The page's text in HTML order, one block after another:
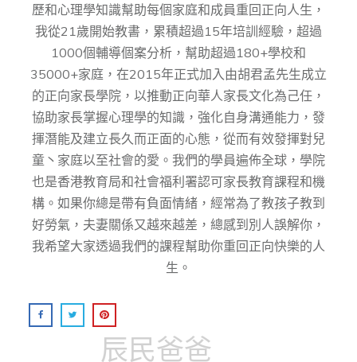
歷和心理學知識幫助每個家庭和成員重回正向人生，
我從21歲開始教書，累積超過15年培訓經驗，超過
1000個輔導個案分析，幫助超過180+學校和
35000+家庭，在2015年正式加入由胡君孟先⽣成⽴
的正向家⻑學院，以推動正向華⼈家⻑⽂化為⼰任，
協助家⻑掌握⼼理學的知識，強化⾃身溝通能⼒，發
揮潛能及建⽴⻑久⽽正⾯的⼼態，從而有效發揮對兒
童丶家庭以至社會的愛。我們的學員遍佈全球，學院
也是香港教育局和社會福利署認可家長教育課程和機
構。如果你總是帶有負面情緒，經常為了教孩子教到
好勞氣，夫妻關係又越來越差，總感到別人誤解你，
我希望大家透過我們的課程幫助你重回正向快樂的人
生。
辰民爸爸